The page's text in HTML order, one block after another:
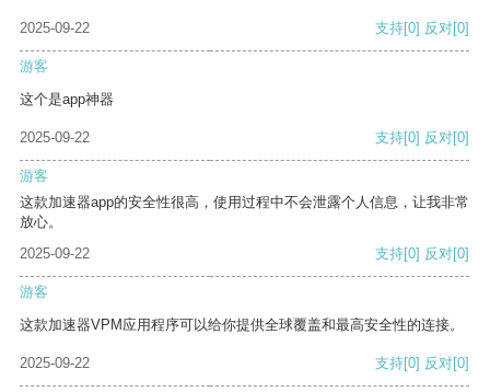
2025-09-22 支持[0] 反对[0]
游客
这个是app神器
2025-09-22 支持[0] 反对[0]
游客
这款加速器app的安全性很高，使用过程中不会泄露个人信息，让我非常
放心。
2025-09-22
支持[0] 反对[0]
游客
这款加速器VPM应用程序可以给你提供全球覆盖和最高安全性的连接。
2025-09-22 支持[0] 反对[0]